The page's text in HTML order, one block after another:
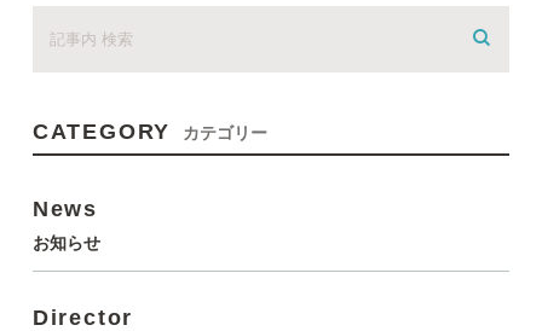
CATEGORY カテゴリー
News
お知らせ
Director